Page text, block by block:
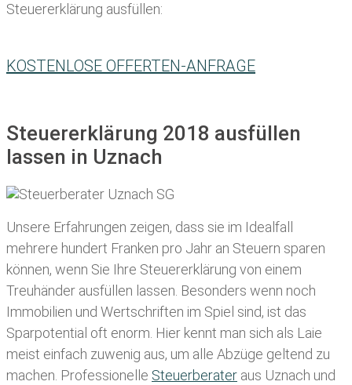
Steuererklärung ausfüllen:
KOSTENLOSE OFFERTEN-ANFRAGE
Steuererklärung 2018 ausfüllen
lassen in Uznach
Unsere Erfahrungen zeigen, dass sie im Idealfall
mehrere hundert Franken pro Jahr an Steuern sparen
können, wenn Sie Ihre Steuererklärung von einem
Treuhänder ausfüllen lassen . Besonders wenn noch
Immobilien und Wertschriften im Spiel sind, ist das
Sparpotential oft enorm. Hier kennt man sich als Laie
meist einfach zuwenig aus, um alle Abzüge geltend zu
machen. Professionelle Steuerberater aus Uznach und